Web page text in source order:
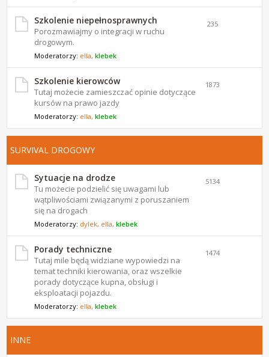
Szkolenie niepełnosprawnych
Porozmawiajmy o integracji w ruchu
drogowym.
Moderatorzy: ella,klebek
235
Szkolenie kierowców
Tutaj możecie zamieszczać opinie dotyczące
kursów na prawo jazdy
Moderatorzy: ella,klebek
1873
SURVIVAL DROGOWY
Sytuacje na drodze
Tu możecie podzielić się uwagami lub
wątpliwościami związanymi z poruszaniem
się na drogach
Moderatorzy: dylek, ella,klebek
5134
Porady techniczne
Tutaj mile będą widziane wypowiedzi na
temat techniki kierowania, oraz wszelkie
porady dotyczące kupna, obsługi i
eksploatacji pojazdu.
Moderatorzy: ella,klebek
1474
INNE